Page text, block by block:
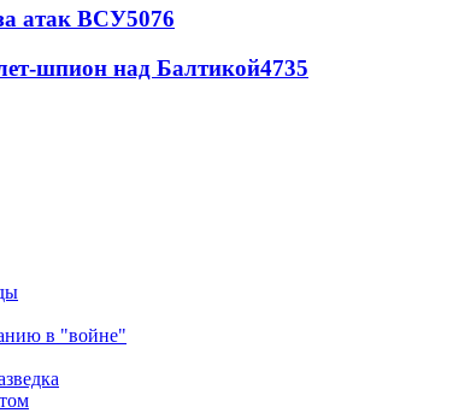
атак ВСУ5076
шпион над Балтикой4735
в "войне"